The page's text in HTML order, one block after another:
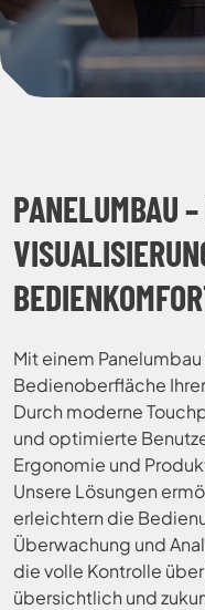
PANELUMBAU
Mit einem
Bedienoberfläche
Durch moderne
und optimierte
Ergonomie und
Unsere Lösungen
erleichtern die
Überwachung und
die volle Kontrolle
übersichtlich und